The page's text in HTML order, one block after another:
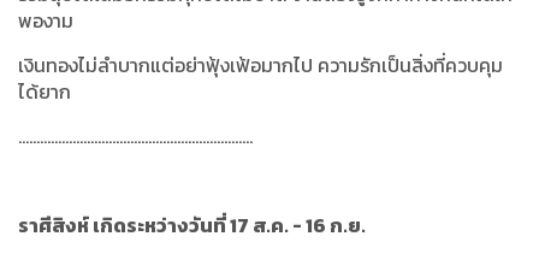
พองาม
เงินทองไม่ลำบากแต่อย่าฟุ้งเฟ้อมากไป ความรักเป็นสิ่งที่ควบคุม
ได้ยาก
.................................................................
ราศีสิงห์ เกิดระหว่างวันที่ 17 ส.ค. - 16 ก.ย.